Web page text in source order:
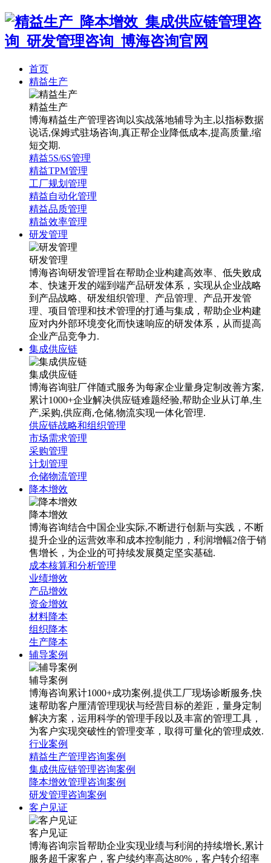
首页
精益生产
精益生产
博海精益生产管理咨询以实战落地辅导为主,以指标数据
说话,保姆式驻场咨询,真正帮企业降低成本,提高质量,缩
短交期.
精益5S/6S管理
精益TPM管理
工厂规划管理
精益自动化管理
精益品质管理
精益效率管理
研发管理
研发管理
博海咨询研发管理旨在帮助企业构建高效率、低失败成
本、快速开发的端到端产品研发体系，实现从企业战略
到产品战略、研发组织管理、产品管理、产品开发管
理、项目管理和技术管理的打通与集成，帮助企业构建
应对内外部环境变化而快速响应的研发体系，从而提高
企业产品竞争力.
集成供应链
集成供应链
博海咨询驻厂伴随式服务为每家企业量身定制改善方案,
累计1000+企业解决供应链难题经验,帮助企业从订单,生
产,采购,供应商,仓储,物流实现一体化管理.
供应链战略和组织管理
市场需求管理
采购管理
计划管理
仓储物流管理
降本增效
降本增效
博海咨询结合中国企业实际,不断进行创新与实践，不断
提升企业的运营效率和成本控制能力，利润增幅2倍于销
售增长，为企业的可持续发展奠定坚实基础.
成本核算和分析管理
业绩增效
产品增效
资金增效
材料降本
组织降本
生产降本
辅导案例
辅导案例
博海咨询累计1000+成功案例,提供工厂现场诊断服务,快
速帮助客户厘清管理现状与经营目标的差距，量身定制
解决方案，运用科学的管理手段以及丰富的管理工具，
为客户实现突破性的管理变革，取得可量化的管理成效.
行业案例
精益生产管理咨询案例
集成供应链管理咨询案例
降本增效管理咨询案例
研发管理咨询案例
客户见证
客户见证
博海咨询宗旨帮助企业实现业绩与利润的持续增长,累计
服务超千家客户，客户续约率高达80%，客户转介绍率